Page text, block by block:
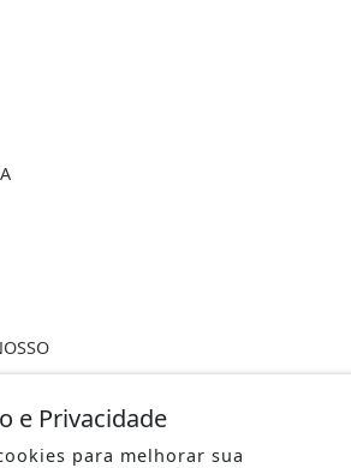
e Privacidade
para melhorar sua